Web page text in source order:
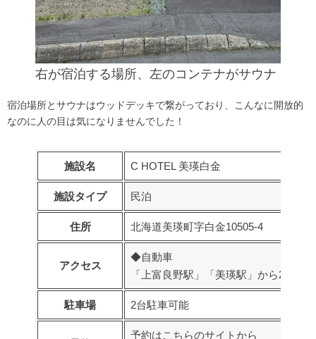
右が宿泊する場所、左のコンテナがサウナ
宿泊場所とサウナはウッドデッキで繋がっており、こんなに開放的
なのに人の目は気になりませんでした！
施設名 C HOTEL 美瑛白金
施設タイプ 民泊
住所 北海道美瑛町字白金10505-4
アクセス
◆自動車
「上富良野駅」「美瑛駅」から25分
駐車場 2台駐車可能
予約はこちらのサイトから